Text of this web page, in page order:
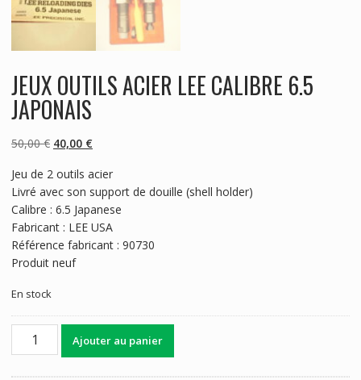
JEUX OUTILS ACIER LEE CALIBRE 6.5
JAPONAIS
50,00€ Le
initial
était :
50,00 €.
40,00 €Le
actuel
est :
40,00 €.
Jeu de 2 outils acier
Livré avec son support de douille (shell holder)
Calibre : 6.5 Japanese
Fabricant : LEE USA
Référence fabricant : 90730
Produit neuf
En stock
quantité
Ajouter au panier